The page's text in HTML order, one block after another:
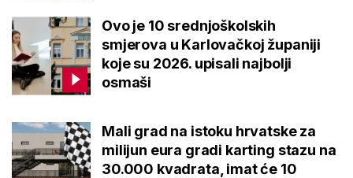
Ovo je 10 srednjoškolskih
smjerova u Karlovačkoj županiji
koje su 2026. upisali najbolji
osmaši
Mali grad na istoku hrvatske za
milijun eura gradi karting stazu na
30.000 kvadrata, imat će 10